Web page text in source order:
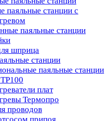
паяльные станции с
паяльные станции
шприца
станции
паяльные станции
плат
Термопро
проводов
припоя